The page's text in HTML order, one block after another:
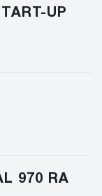
UP
970 RA